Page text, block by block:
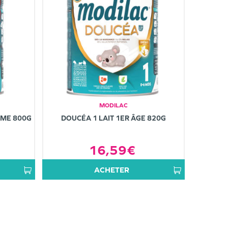
800G
MODILAC
DOUCÉA 1 LAIT 1ER ÂGE 820G
16,59€
ACHETER